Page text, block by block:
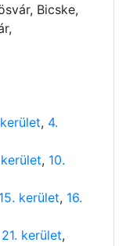
Bicske,
, 4.
, 10.
15. kerület, 16.
21. kerület,